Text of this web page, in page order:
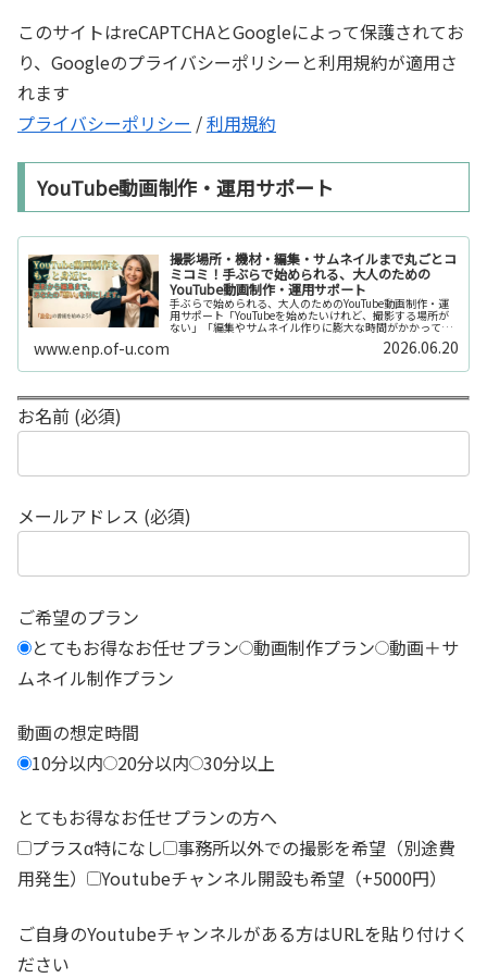
このサイトはreCAPTCHAとGoogleによって保護されてお
り、Googleのプライバシーポリシーと利用規約が適用さ
れます
プライバシーポリシー /利用規約
YouTube動画制作・運用サポート
撮影場所・機材・編集・サムネイルまで丸ごとコ
ミコミ！手ぶらで始められる、大人のための
YouTube動画制作・運用サポート
手ぶらで始められる、大人のためのYouTube動画制作・運
用サポート「YouTubeを始めたいけれど、撮影する場所が
ない」「編集やサムネイル作りに膨大な時間がかかって長
続きしない」「機材を揃えるだけで何万円もかかってしま
www.enp.of-u.com 2026.06.20
お名前 (必須)
メールアドレス (必須)
ご希望のプラン
とてもお得なお任せプラン 動画制作プラン 動画＋サ
ムネイル制作プラン
動画の想定時間
10分以内
20分以内 30分以上
とてもお得なお任せプランの方へ
プラスα特になし
事務所以外での撮影を希望（別途費
用発生）
Youtubeチャンネル開設も希望（+5000円）
ご自身のYoutubeチャンネルがある方はURLを貼り付けく
ださい